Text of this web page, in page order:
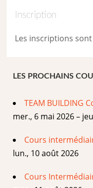
Inscription
Les inscriptions
LES PROCHAINS
TEAM BUILDING
mer., 6 mai 2026 –
Cours
lun., 10 août 2026
Cours